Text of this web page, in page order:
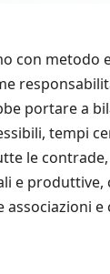
con metodo
portare a
tempi
le
e produttive,
associazioni e